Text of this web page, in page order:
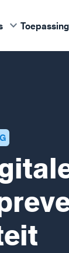
keyboard_arrow_down